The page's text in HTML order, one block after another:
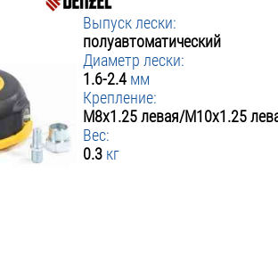
Выпуск лески:
полуавтоматический
Диаметр лески:
1.6-2.4 мм
Крепление:
М8х1.25 левая/М10х1.25
Вес:
0.3 кг